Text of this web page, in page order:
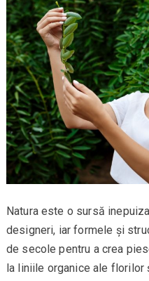
Natura este o sursă
designeri, iar formele și
de secole pentru a crea
la liniile organice ale florilor